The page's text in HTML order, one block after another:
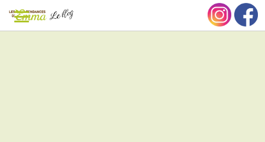
Aller
contenu